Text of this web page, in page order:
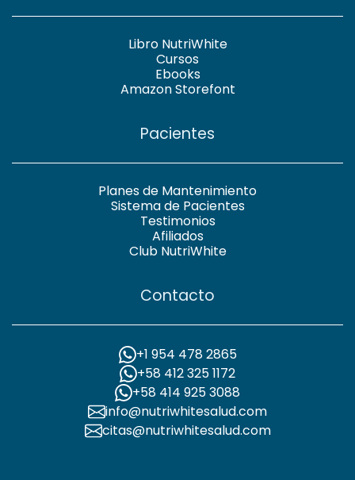
Libro NutriWhite
Cursos
Ebooks
Amazon Storefont
Pacientes
Planes de Mantenimiento
Sistema de Pacientes
Testimonios
Afiliados
Club NutriWhite
Contacto
+1 954 478 2865
+58 412 325 1172
+58 414 925 3088
info@nutriwhitesalud.com
citas@nutriwhitesalud.com